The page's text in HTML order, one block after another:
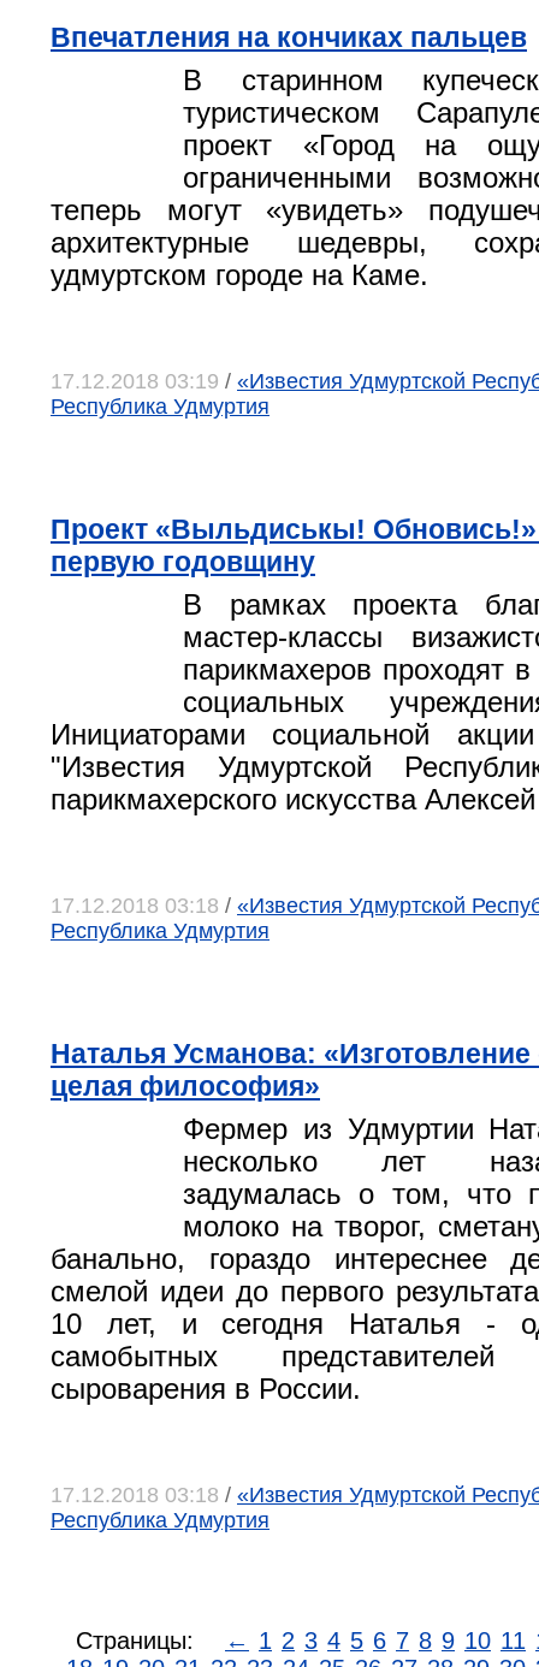
Впечатления на кончиках пальцев
В старинном
туристическом
проект «Город на
ограниченными
теперь могут «увидеть»
архитектурные шедевры,
удмуртском городе на Каме.
17.12.2018 03:19 / «Известия Удмуртской
Республика Удмуртия
Проект «Выльдиськы! Обновись!»
первую годовщину
В рамках проекта
мастер-классы
парикмахеров проходят
социальных
Инициаторами социальной
"Известия Удмуртской
парикмахерского искусства
17.12.2018 03:18 / «Известия Удмуртской
Республика Удмуртия
Наталья Усманова:
целая философия»
Фермер из Удмуртии
несколько лет
задумалась о том, что
молоко на творог,
банально, гораздо интереснее
смелой идеи до первого
10 лет, и сегодня Наталья -
самобытных представителей
сыроварения в России.
17.12.2018 03:18 / «Известия Удмуртской
Республика Удмуртия
Страницы: ← 1 2 3 4 5 6 7 8 9 10 11